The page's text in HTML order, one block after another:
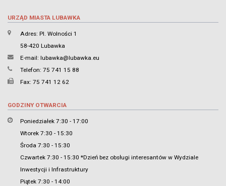
URZĄD MIASTA LUBAWKA
Adres: Pl. Wolności 1
58-420 Lubawka
E-mail: lubawka@lubawka.eu
Telefon: 75 741 15 88
Fax: 75 741 12 62
GODZINY OTWARCIA
Poniedziałek 7:30 - 17:00
Wtorek 7:30 - 15:30
Środa 7:30 - 15:30
Czwartek 7:30 - 15:30 *Dzień bez obsługi interesantów w Wydziale
Inwestycji i Infrastruktury
Piątek 7:30 - 14:00